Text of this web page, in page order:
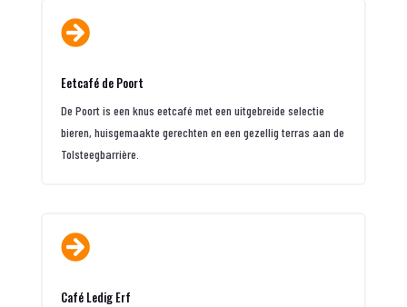

Eetcafé de Poort
De Poort is een knus eetcafé met een uitgebreide selectie
bieren, huisgemaakte gerechten en een gezellig terras aan de
Tolsteegbarrière.

Café Ledig Erf